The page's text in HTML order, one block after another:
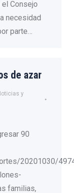
Consejo
necesidad
parte…
de azar
y
90
20201030/
familias,